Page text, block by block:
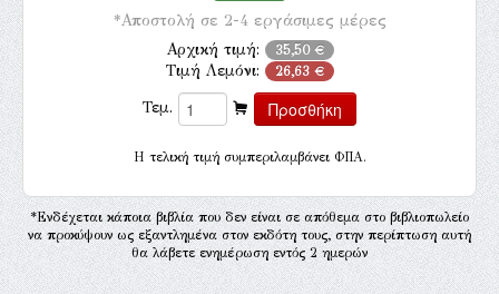
*Αποστολή σε 2-4 εργάσιμες μέρες
Αρχική τιμή: 35,50 €
Τιμή Λεμόνι: 26,63 €
Τεμ.
H τελική τιμή συμπεριλαμβάνει ΦΠΑ.
*Ενδέχεται κάποια βιβλία που δεν είναι σε απόθεμα στο βιβλιοπωλείο
να προκύψουν ως εξαντλημένα στον εκδότη τους, στην περίπτωση αυτή
θα λάβετε ενημέρωση εντός 2 ημερών